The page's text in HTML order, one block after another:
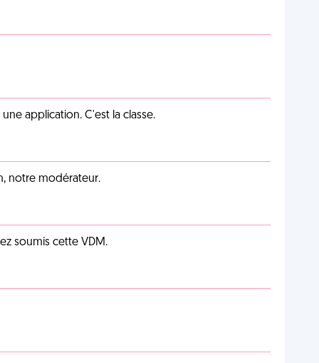
application. C'est la classe.
notre modérateur.
soumis cette VDM.